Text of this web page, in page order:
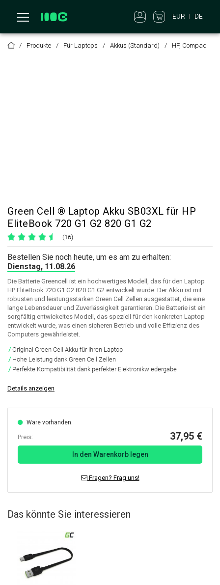
EUR DE
Produkte Für Laptops Akkus (Standard) HP, Compaq
Green Cell ® Laptop Akku SB03XL für HP
EliteBook 720 G1 G2 820 G1 G2
(16)
Bestellen Sie noch heute, um es am zu erhalten:
Dienstag, 11.08.26
Die Batterie Greencell ist ein hochwertiges Modell, das für den Laptop
HP EliteBook 720 G1 G2 820 G1 G2 entwickelt wurde. Der Akku ist mit
robusten und leistungsstarken Green Cell Zellen ausgestattet, die eine
lange Lebensdauer und Zuverlässigkeit garantieren. Die Batterie ist ein
sorgfältig entwickeltes Modell, das speziell für den konkreten Laptop
entwickelt wurde, was einen sicheren Betrieb und volle Effizienz des
Computers gewährleistet.
Original Green Cell Akku für Ihren Laptop
Hohe Leistung dank Green Cell Zellen
Perfekte Kompatibilität dank perfekter Elektronikwiedergabe
Details anzeigen
Ware vorhanden.
Preis: 37,95 €
In den Warenkorb legen
Fragen? Frag uns!
Das könnte Sie interessieren